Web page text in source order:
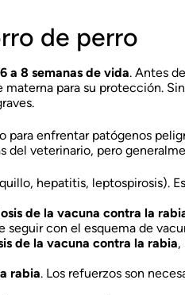
de perro
a 8 semanas de vida. Antes
para su protección.
para enfrentar patógenos
veterinario, pero
hepatitis, leptospirosis).
de la vacuna contra la
con el esquema de
de la vacuna contra la rabia,
rabia. Los refuerzos son